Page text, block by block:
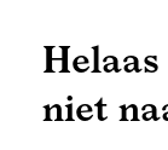
niet